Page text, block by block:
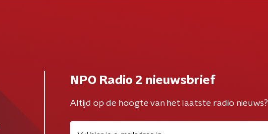
NPO Radio 2 nieuwsbrief
Altijd op de hoogte van het laatste radio nieuws?